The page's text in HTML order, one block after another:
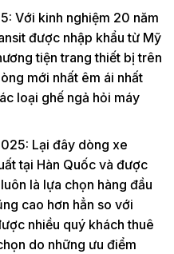
Với kinh nghiệm 20 năm
được nhập khẩu từ Mỹ
tiện trang thiết bị trên
mới nhất êm ái nhất
loại ghế ngả hỏi máy
Lại đây dòng xe
tại Hàn Quốc và được
là lựa chọn hàng đầu
cao hơn hẳn so với
nhiều quý khách thuê
do những ưu điểm